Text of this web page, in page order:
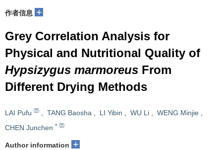
作者信息 +
Grey Correlation Analysis for
Physical and Nutritional Quality of
Hypsizygus marmoreus From
Different Drying Methods
LAI Pufu TANG Baosha LI Yibin WU Li WENG Minjie
CHEN Junchen *
Author information +